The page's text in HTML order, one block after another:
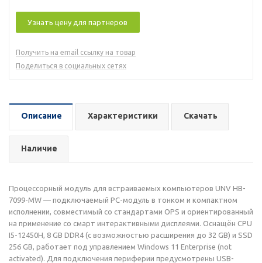
Узнать цену для партнеров
Получить на email ссылку на товар
Поделиться в социальных сетях
Описание Характеристики Скачать
Наличие
Процессорный модуль для встраиваемых компьютеров UNV HB-
7099-MW — подключаемый PC-модуль в тонком и компактном
исполнении, совместимый со стандартами OPS и ориентированный
на применение со смарт интерактивными дисплеями. Оснащён CPU
I5-12450H, 8 GB DDR4 (с возможностью расширения до 32 GB) и SSD
256 GB, работает под управлением Windows 11 Enterprise (not
activated). Для подключения периферии предусмотрены USB-